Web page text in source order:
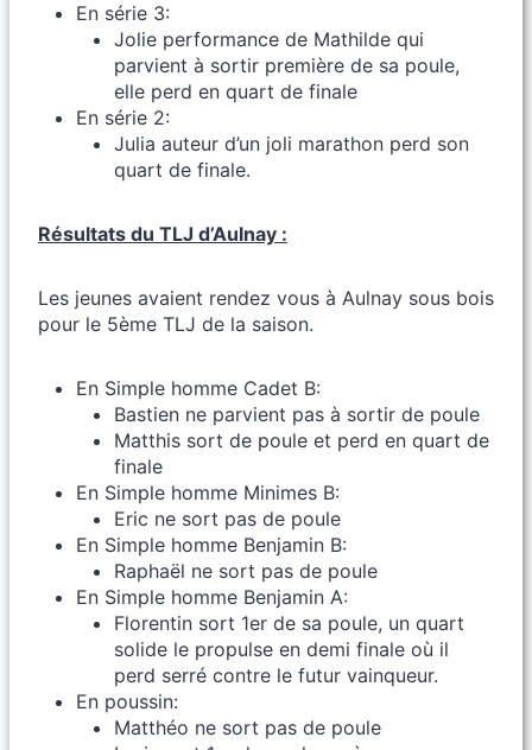
En série 3:
Jolie performance de Mathilde qui
parvient à sortir première de sa poule,
elle perd en quart de finale
En série 2:
Julia auteur d’un joli marathon perd son
quart de finale.
Résultats du TLJ d’Aulnay :
Les jeunes avaient rendez vous à Aulnay sous bois
pour le 5ème TLJ de la saison.
En Simple homme Cadet B:
Bastien ne parvient pas à sortir de poule
Matthis sort de poule et perd en quart de
finale
En Simple homme Minimes B:
Eric ne sort pas de poule
En Simple homme Benjamin B:
Raphaël ne sort pas de poule
En Simple homme Benjamin A:
Florentin sort 1er de sa poule, un quart
solide le propulse en demi finale où il
perd serré contre le futur vainqueur.
En poussin:
Matthéo ne sort pas de poule